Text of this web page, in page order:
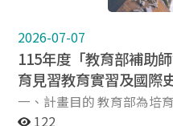
證書 影本 (詳參說明) 教師證書字號及核發日期須清晰能
辨。 申請加註次專長者，發證日期於107年10月16日以前
須檢附影本，發證日期於
本；如無法檢附正本，須
園教師證書申請加註次專
https://ite.nccu.edu.tw/
fid=7769&id=6886 ※本甄選注意事項及報名表單詳見本
中心網站/最新訊息公告。
https://ite.nccu.edu.tw/
2026-07-07
115年度「教育部補助
育見習教育實習及國際
一、計畫目的 教育部為培
視野之未來教師，特辦此
122